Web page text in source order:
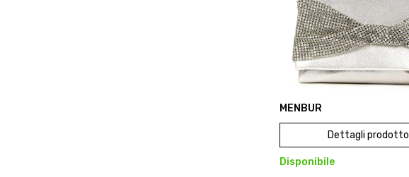
MENBUR
Dettagli prodotto
Disponibile